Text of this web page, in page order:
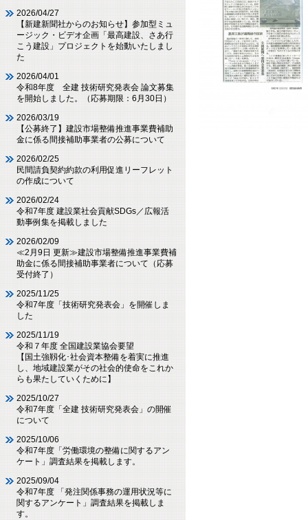
2026/04/27
【新建新聞社からのお知らせ】参加型ミュ
ージック・ビデオ企画「最高建設、さあ行
こう建設」プロジェクトを始動いたしまし
た
2026/04/01
令和8年度 全建 技術研究発表会 論文募集
を開始しました。（応募期限：6月30日）
2026/03/19
【公募終了】建設市場整備推進事業費補助
金に係る間接補助事業者の公募について
2026/02/25
民間請負契約約款の利用促進リーフレット
の作成について
2026/02/24
令和7年度 建設業社会貢献SDGs／広報活
動事例集を掲載しました
2026/02/09
≪2月9日 更新≫建設市場整備推進事業費補
助金に係る間接補助事業者について（応募
受付終了）
2025/11/25
令和7年度「技術研究発表会」を開催しま
した
2025/11/19
令和７年度 全国建設業協会要望
【国土強靱化･社会資本整備を着実に推進
し、地域建設業がその社会的使命をこれか
らも果たしていくために】
2025/10/27
令和7年度「全建 技術研究発表会」の開催
について
2025/10/06
令和7年度「労働環境の整備に関するアン
ケート」調査結果を掲載します。
2025/09/04
令和7年度 「発注関係事務の運用状況等に
関するアンケート」調査結果を掲載しま
す。